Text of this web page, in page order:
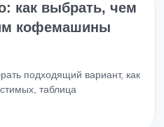
как выбрать, чем
кофемашины
подходящий вариант, как
таблица